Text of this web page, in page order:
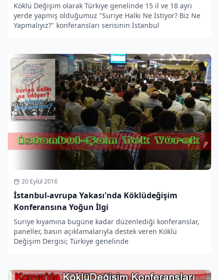
Köklü Değişim olarak Türkiye genelinde 15 il ve 18 ayrı
yerde yapmış olduğumuz "Suriye Halkı Ne İstiyor? Biz Ne
Yapmalıyız?" konferansları serisinin İstanbul
20 Eylül 2016
İstanbul-avrupa Yakası'nda Köklüdeğişim
Konferansına Yoğun İlgi
Suriye kıyamına bugüne kadar düzenlediği konferanslar,
paneller, basın açıklamalarıyla destek veren Köklü
Değişim Dergisi; Türkiye genelinde